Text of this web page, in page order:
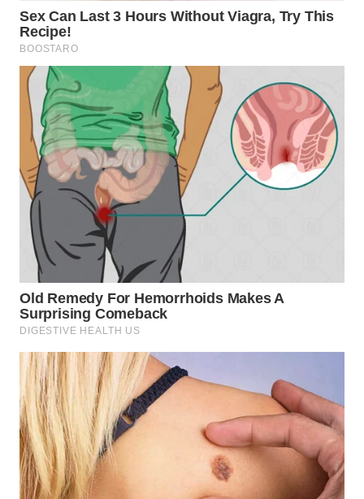
WN
PRIANGAN
TIMUR
WN
SEMARANG
WN
SOLO
BOROBUDUR
MADURA
WN
SURABAYA
WN
NATUNA
WN
BINTAN